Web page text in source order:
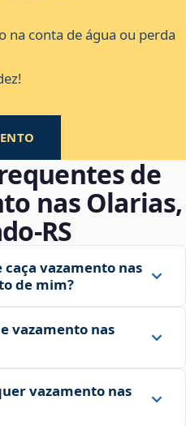
na conta de água ou perda
de
nas Olarias,
vazamento nas
de mim?
vazamento nas
vazamento nas